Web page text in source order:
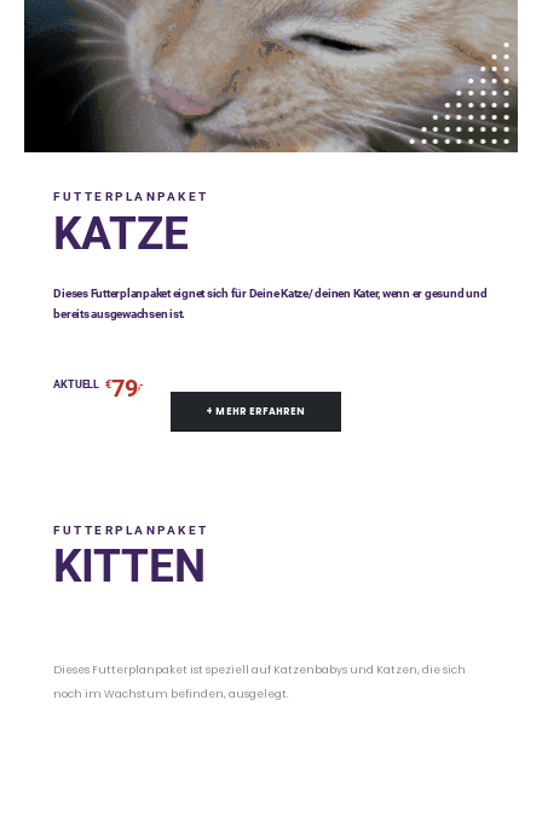
FUTTERPLANPAKET
KATZE
Dieses Futterplanpaket eignet sich für Deine Katze/ deinen Kater, wenn er gesund und
bereits ausgewachsen ist.
AKTUELL €79,-
+ MEHR ERFAHREN
FUTTERPLANPAKET
KITTEN
Dieses Futterplanpaket ist speziell auf Katzenbabys und Katzen, die sich
noch im Wachstum befinden, ausgelegt.